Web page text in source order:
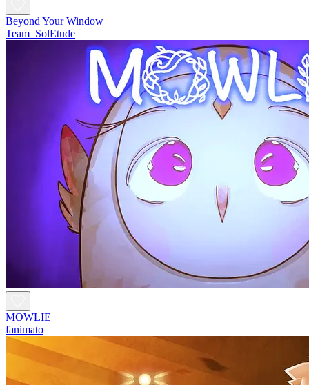
Beyond Your Window
Team_SolEtude
MOWLIE
fanimato